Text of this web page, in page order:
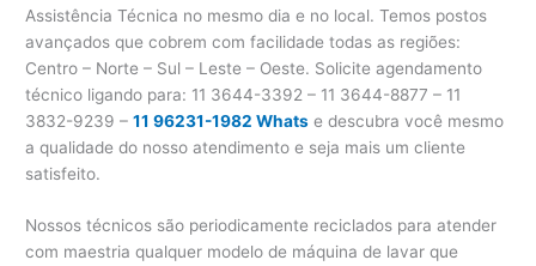
Assistência Técnica no mesmo dia e no local. Temos postos
avançados que cobrem com facilidade todas as regiões:
Centro – Norte – Sul – Leste – Oeste. Solicite agendamento
técnico ligando para: 11 3644-3392 – 11 3644-8877 – 11
3832-9239 –11 96231-1982 Whats e descubra você mesmo
a qualidade do nosso atendimento e seja mais um cliente
satisfeito.
Nossos técnicos são periodicamente reciclados para atender
com maestria qualquer modelo de máquina de lavar que